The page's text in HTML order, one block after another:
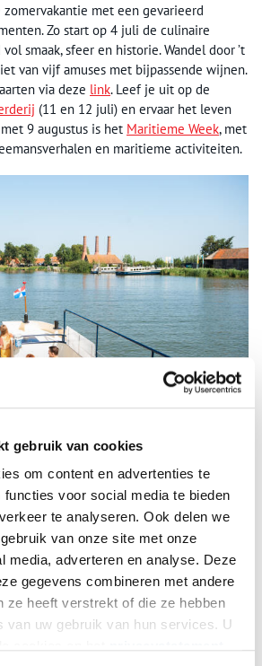
gebruik van cookies
om content en advertenties te
functies voor social media te bieden
te analyseren. Ook delen we
van onze site met onze
media, adverteren en analyse. Deze
gegevens combineren met andere
ze heeft verstrekt of die ze hebben
van uw gebruik van hun services. U
met een gevarieerd
Zo start op 4 juli de culinaire
smaak, sfeer en historie. Wandel door ’t
van vijf amuses met bijpassende wijnen.
via deze link. Leef je uit op de
(11 en 12 juli) en ervaar het leven
9 augustus is het Maritieme Week, met
en maritieme activiteiten.
begint met een gratis
Wandel langs meer dan
huizen, werkplaatsen en winkels én
leefden en werkten. Bewonder het
en help een handje, schuif aan in een
naar schippersklussen in de Marker
knutsel een klompbootje,